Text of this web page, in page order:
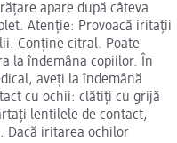
apare după câteva
Atenție: Provoacă iritații
Conține citral. Poate
la îndemâna copiilor. În
aveți la îndemână
cu ochii: clătiți cu grijă
lentilele de contact,
Dacă iritarea ochilor